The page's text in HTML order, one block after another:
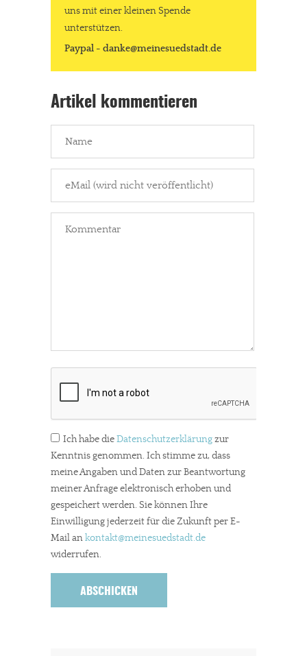
uns mit einer kleinen Spende
unterstützen.
Paypal - danke@meinesuedstadt.de
Artikel kommentieren
Ich habe dieDatenschutzerklärungzur
Kenntnis genommen. Ich stimme zu, dass
meine Angaben und Daten zur Beantwortung
meiner Anfrage elektronisch erhoben und
gespeichert werden. Sie können Ihre
Einwilligung jederzeit für die Zukunft per E-
Mail ankontakt@meinesuedstadt.de
widerrufen.